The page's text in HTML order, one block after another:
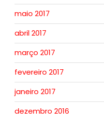
maio 2017
abril 2017
março 2017
fevereiro 2017
janeiro 2017
dezembro 2016